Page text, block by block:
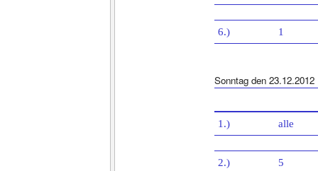
6.) 1
Sonntag den 23.12.2012
1.) alle
2.) 5